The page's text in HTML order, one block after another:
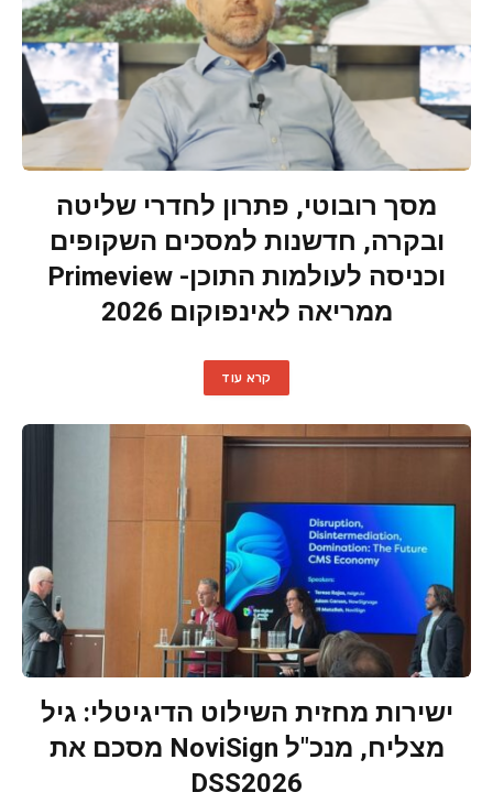
מסך רובוטי, פתרון לחדרי שליטה
ובקרה, חדשנות למסכים השקופים
וכניסה לעולמות התוכן- Primeview
ממריאה לאינפוקום 2026
קרא עוד
ישירות מחזית השילוט הדיגיטלי: גיל
מצליח, מנכ"ל NoviSign מסכם את
DSS2026